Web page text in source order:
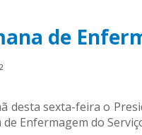
de
desta sexta-feira o
de Enfermagem do